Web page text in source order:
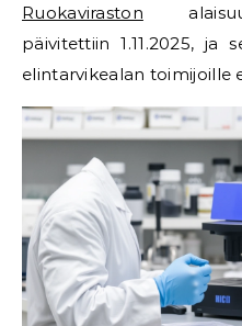
Ruokaviraston
päivitettiin 1.11.2025, ja
elintarvikealan toimijoille